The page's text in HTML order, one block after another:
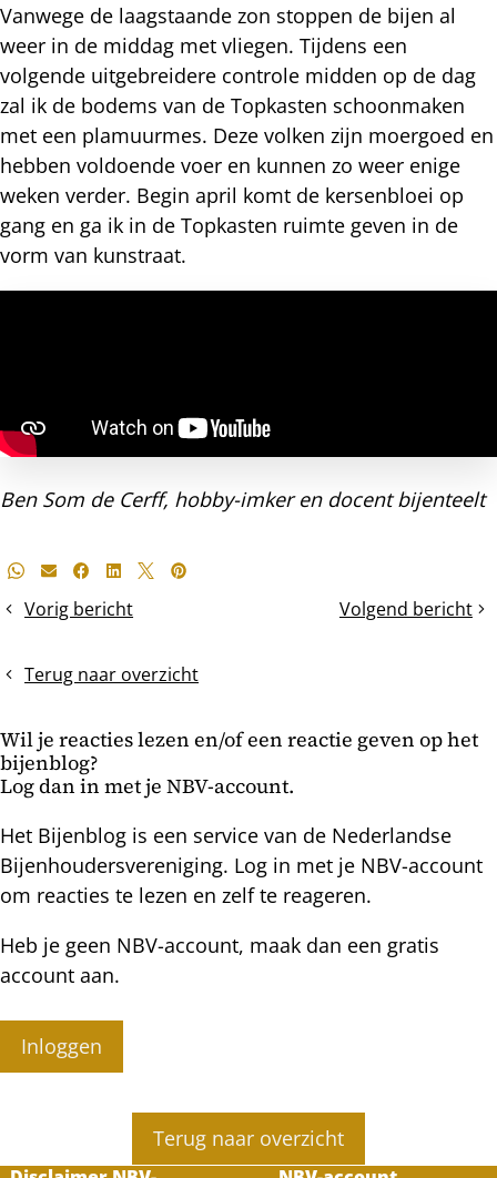
Vanwege de laagstaande zon stoppen de bijen al
weer in de middag met vliegen. Tijdens een
volgende uitgebreidere controle midden op de dag
zal ik de bodems van de Topkasten schoonmaken
met een plamuurmes. Deze volken zijn moergoed en
hebben voldoende voer en kunnen zo weer enige
weken verder. Begin april komt de kersenbloei op
gang en ga ik in de Topkasten ruimte geven in de
vorm van kunstraat.
Ben Som de Cerff, hobby-imker en docent bijenteelt
Deel
bericht
Whatsapp
E-mailFacebook
LinkedIn
X Pinterest
Vorig bericht
Van
bak
1
bak
plus
de
voorjaarscheck
Volgend bericht
Het
honingkamer
Terug naar overzicht
Wil je reacties lezen en/of een reactie geven op het
bijenblog?
Log dan in met je NBV-account.
Het Bijenblog is een service van de Nederlandse
Bijenhoudersvereniging. Log in met je NBV-account
om reacties te lezen en zelf te reageren.
Heb je geen NBV-account, maak dan een gratis
account aan.
Inloggen
Terug naar overzicht